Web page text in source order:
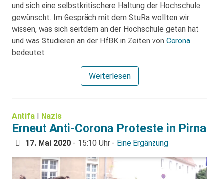
und sich eine selbstkritischere Haltung der Hochschule
gewünscht. Im Gespräch mit dem StuRa wollten wir
wissen, was sich seitdem an der Hochschule getan hat
und was Studieren an der HfBK in Zeiten von Corona
bedeutet.
Weiterlesen
Antifa | Nazis
Erneut Anti-Corona Proteste in Pirna
17. Mai 2020 - 15:10 Uhr - Eine Ergänzung